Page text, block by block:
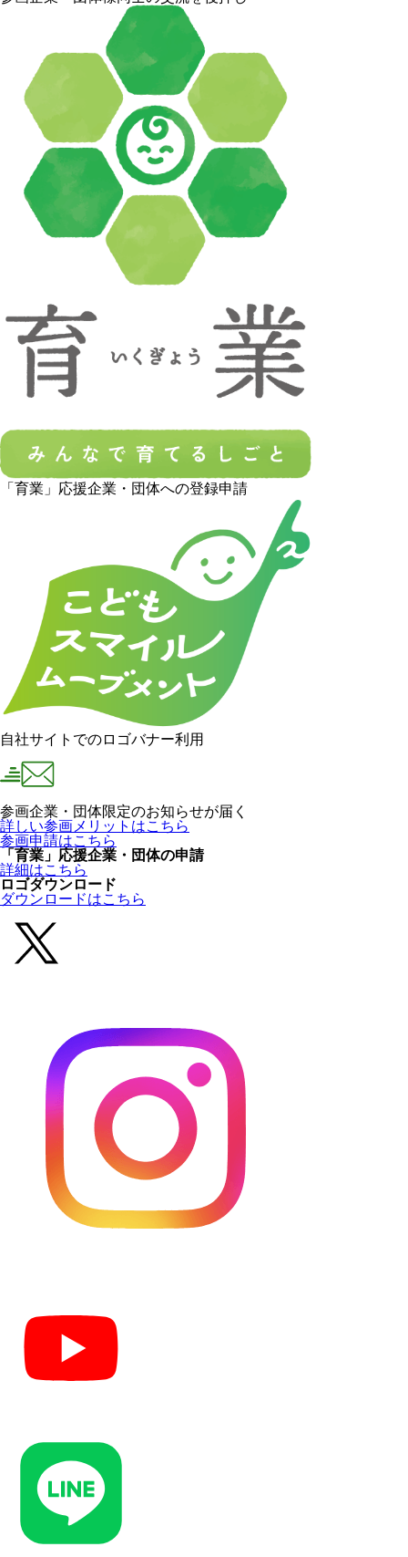
「育業」応援企業・団体への登録申請
自社サイトでのロゴバナー利用
参画企業・団体限定のお知らせが届く
詳しい参画メリットはこちら
参画申請はこちら
「育業」応援企業・団体の申請
詳細はこちら
ロゴダウンロード
ダウンロードはこちら